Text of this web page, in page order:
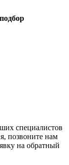
специалистов
позвоните нам
на обратный